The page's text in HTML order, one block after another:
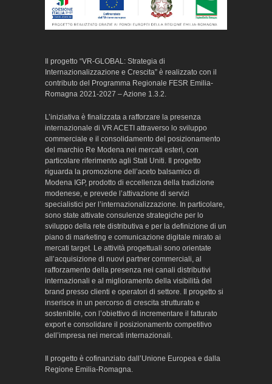
Il progetto “VR-GLOBAL: Strategia di
Internazionalizzazione e Crescita” è realizzato con il
contributo del Programma Regionale FESR Emilia-
Romagna 2021-2027 – Azione 1.3.2.
L’iniziativa è finalizzata a rafforzare la presenza
internazionale di VR ACETI attraverso lo sviluppo
commerciale e il consolidamento del posizionamento
del marchio Re Modena nei mercati esteri, con
particolare riferimento agli Stati Uniti. Il progetto
riguarda la promozione dell’aceto balsamico di
Modena IGP, prodotto di eccellenza della tradizione
modenese, e prevede l’attivazione di servizi
specialistici per l’internazionalizzazione. In particolare,
sono state attivate consulenze strategiche per lo
sviluppo della rete distributiva e per la definizione di un
piano di marketing e comunicazione digitale mirato ai
mercati target. Le attività progettuali sono orientate
all’acquisizione di nuovi partner commerciali, al
rafforzamento della presenza nei canali distributivi
internazionali e al miglioramento della visibilità del
brand presso clienti e operatori di settore. Il progetto si
inserisce in un percorso di crescita strutturato e
sostenibile, con l’obiettivo di incrementare il fatturato
export e consolidare il posizionamento competitivo
dell’impresa nei mercati internazionali.
Il progetto è cofinanziato dall’Unione Europea e dalla
Regione Emilia-Romagna.